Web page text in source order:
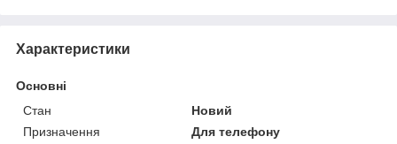
Характеристики
Основні
Стан
Новий
Призначення
Для телефону